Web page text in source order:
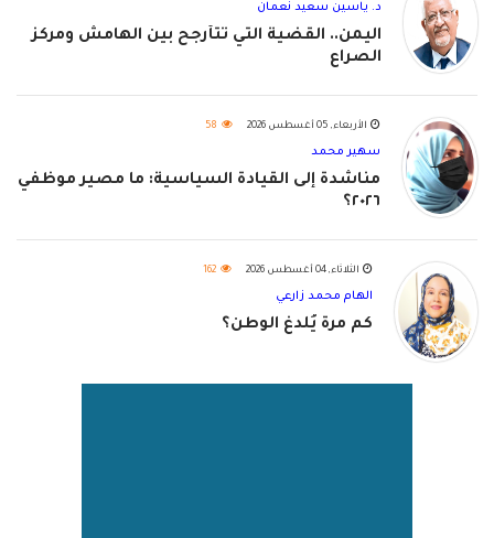
د. ياسين سعيد نعمان
اليمن.. القضية التي تتأرجح بين الهامش ومركز
الصراع
الأربعاء, 05 أغسطس 2026 58
سهير محمد
مناشدة إلى القيادة السياسية: ما مصير موظفي
٢٠٢٦؟
الثلاثاء, 04 أغسطس 2026 162
الهام محمد زارعي
كم مرة يُلدغ الوطن؟